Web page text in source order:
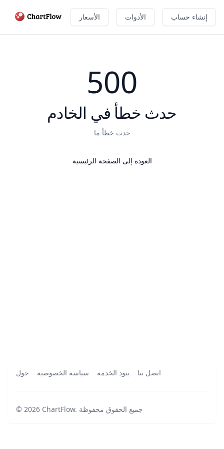
الأسعار الأدوات إنشاء حساب
500
حدث خطأ في الخادم
حدث خطأ ما
العودة إلى الصفحة الرئيسية
حول سياسة الخصوصية بنود الخدمة اتصل بنا
© 2026 ChartFlow. جميع الحقوق محفوظة